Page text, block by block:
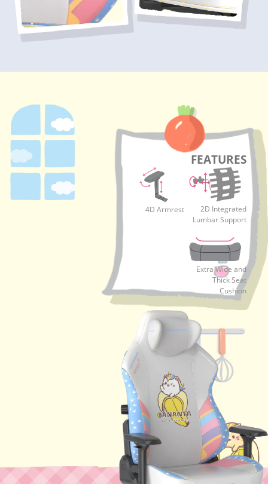
FEATURES
2D Integrated
Lumbar Support
4D Armrest
Extra Wide and
Thick Seat
Cushion